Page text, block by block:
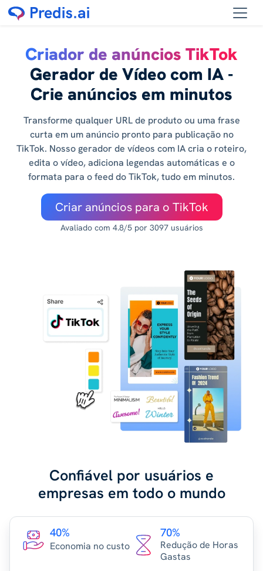
Criador de anúncios TikTok
Gerador de Vídeo com IA -
Crie anúncios em minutos
Transforme qualquer URL de produto ou uma frase
curta em um anúncio pronto para publicação no
TikTok. Nosso gerador de vídeos com IA cria o roteiro,
edita o vídeo, adiciona legendas automáticas e o
formata para o feed do TikTok, tudo em minutos.
Criar anúncios para o TikTok
Avaliado com 4.8/5 por 3097 usuários
Confiável por usuários e
empresas em todo o mundo
40%
Economia no custo
70%
Redução de Horas
Gastas